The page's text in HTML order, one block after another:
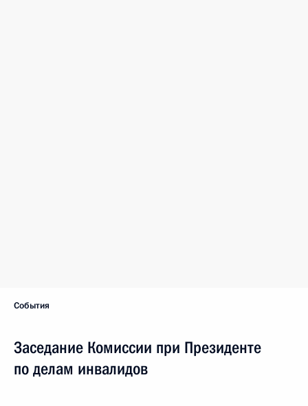
События
Заседание Комиссии при Президенте
по делам инвалидов